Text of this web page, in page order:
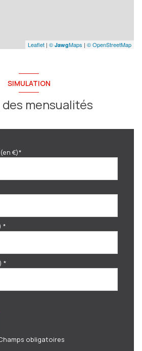
Leaflet | © JawgMaps | © OpenStreetMap
SIMULATION
mensualités
€)*
*
*
obligatoires